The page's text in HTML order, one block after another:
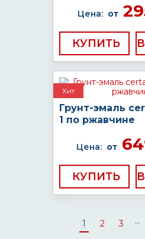
Цена: от
КУПИТЬ
Хит
Грунт-эмаль
1 по ржавчине
Цена: от
КУПИТЬ
1 2 3 ...